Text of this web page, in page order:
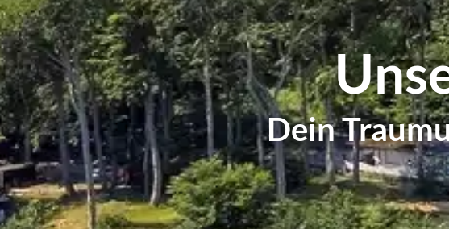
Dein